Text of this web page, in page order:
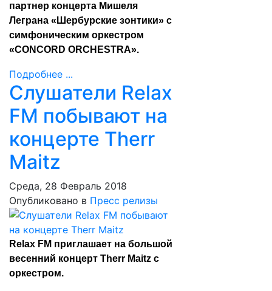
партнер концерта Мишеля
Леграна «Шербурские зонтики» с
симфоническим оркестром
«CONCORD ORCHESTRA».
Подробнее ...
Слушатели Relax
FM побывают на
концерте Therr
Maitz
Среда, 28 Февраль 2018
Опубликовано в Пресс релизы
Relax FM приглашает на большой
весенний концерт Therr Maitz с
оркестром.